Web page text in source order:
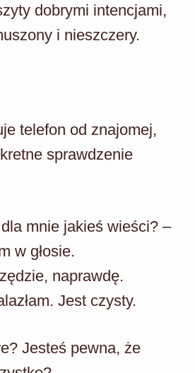
dobrymi intencjami,
i nieszczery.
telefon od znajomej,
sprawdzenie
mnie jakieś wieści? –
w głosie.
naprawdę.
Jest czysty.
Jesteś pewna, że